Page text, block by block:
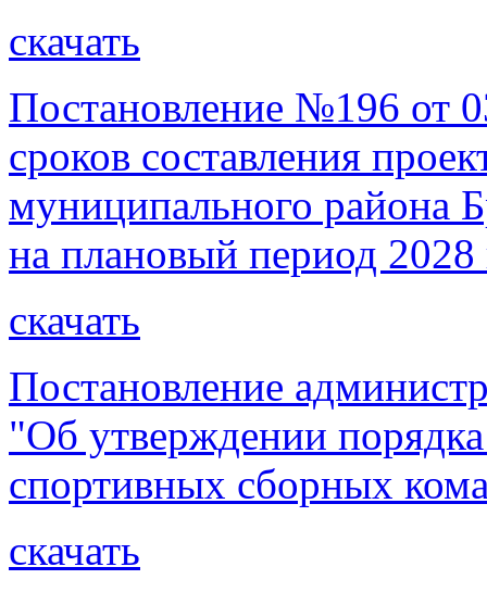
скачать
Постановление №196 от
сроков составления
муниципального района
на плановый период 2028
скачать
Постановление
"Об утверждении
спортивных сборных
скачать